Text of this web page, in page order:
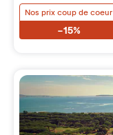
Nos prix coup de coeur
-15%